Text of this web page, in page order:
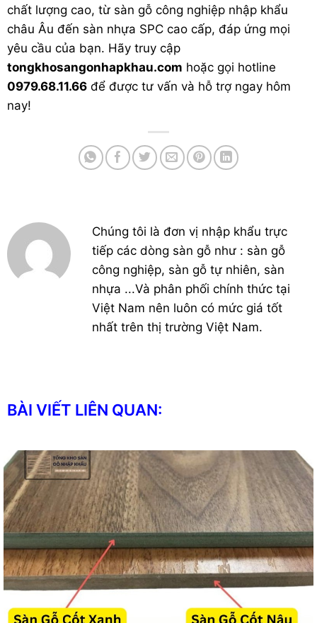
chất lượng cao, từ sàn gỗ công nghiệp nhập khẩu
châu Âu đến sàn nhựa SPC cao cấp, đáp ứng mọi
yêu cầu của bạn. Hãy truy cập
tongkhosangonhapkhau.com hoặc gọi hotline
0979.68.11.66 để được tư vấn và hỗ trợ ngay hôm
nay!
Chúng tôi là đơn vị nhập khẩu trực
tiếp các dòng sàn gỗ như : sàn gỗ
công nghiệp, sàn gỗ tự nhiên, sàn
nhựa ...Và phân phối chính thức tại
Việt Nam nên luôn có mức giá tốt
nhất trên thị trường Việt Nam.
BÀI VIẾT LIÊN QUAN: